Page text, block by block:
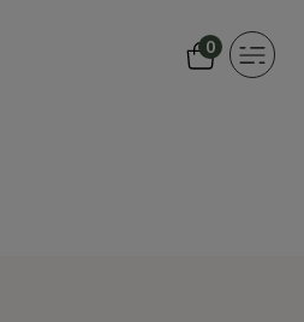
0
Toggle